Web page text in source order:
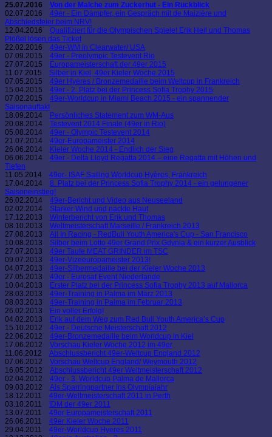
25.07.2016 Von der Malche zum Zuckerhut - Ein Rückblick
02.07.2016 49er - Ein Dämpfer, ein Gespräch mit de Maizière und
Abschiedsfeier beim NRV!
12.04.2016 Qualifiziert für die Olympischen Spiele! Erik Heil und Thomas
Plößel lösen das Ticket
22.02.2016 49er-WM in Clearwater/ USA
07.09.2015 49er - Preolympic Testevent Rio
27.07.2015
Europameisterschaft der 49er 2015
11.07.2015 Silber in Kiel, 49er Kieler Woche 2015
07.05.2015 49er Hyères / Bronzemedaille beim Weltcup in Frankreich
15.04.2015 49er - 2. Platz bei der Princess Sofia Trophy 2015
07.02.2015 49er-Worldcup in Miami Beach 2015 - ein spannender
Saisonauftakt
18.09.2014
Persönliches Statement zum WM-Aus
20.08.2014 Testevent 2014 Finale (49er in Rio)
05.08.2014 49er - Olympic Testevent 2014
21.07.2014 49er-Europameister 2014
26.06.2014
Kieler Woche 2014 - Endlich der Sieg
06.06.2014 49er - Delta Lloyd Regatta 2014 – eine Regatta mit Höhen und
Tiefen
11.05.2014 49er- ISAF Sailing Worldcup Hyères, Frankreich
17.04.2014 8. Platz bei der Princess Sofia Trophy 2014 - ein gelungener
Saisoneinstieg!
26.02.2014 49er-Bericht und Video aus Neuseeland
02.02.2014 Starker Wind und nackte Haut
17.12.2013 Winterbericht von Erik und Thomas
08.10.2013 Weltmeisterschaft Marseille / Frankreich 2013
27.08.2013 All In Racing - RedBull Youth America's Cup - San Francisco
10.08.2013 Silber beim Lotto 49er Grand Prix Gdynia & ein kurzer Ausblick
27.07.2013 49er Taufe MEAT GRINDER im TSC
09.07.2013 49er-Vizeeuropameister 2013!
04.07.2013 49er-Silbermedaille bei der Kieler Woche 2013
27.05.2013 49er - Eurosaf Event Niederlande
10.04.2013
Erster Platz bei der Princess Sofia Trophy 2013 auf Mallorca
28.03.2013 49er-Training in Palma im März 2013
08.03.2013 49er-Training in Palma im Februar 2013
26.02.2013
Ein voller Erfolg!
04.02.2013
Erik auf dem Weg zum Red Bull Youth America’s Cup
15.10.2012 49er - Deutsche Meisterschaft 2012
22.06.2012 49er-Bronzemedaille beim Worldcup in Kiel
17.06.2012 Vorschau Kieler Woche 2012 im 49er
11.06.2012 Abschlussbericht 49er-Weltcup England 2012
07.06.2012 Vorschau Weltcup England/ Weymouth 2012
16.05.2012 Abschlussbericht 49er Weltmeisterschaft 2012
02.04.2012 49er - 3. Worldcup Palma de Mallorca
09.03.2012 Als Sparringpartner ins Olympiajahr
18.12.2011 49er-Weltmeisterschaft 2011 in Perth
03.10.2011
IDM der 49er 2011
13.07.2011 49er Europameisterschaft 2011
26.06.2011 49er Kieler Woche 2011
29.04.2011 49er-Worldcup Hyeres 2011